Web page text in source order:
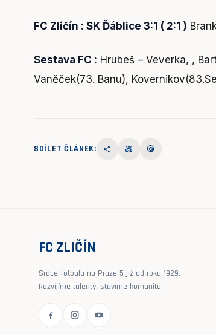
FC Zličín : SK Ďáblice 3:1 ( 2:1 )
Sestava FC : Hrubeš – Veverka, ,
Vaněček(73. Banu),
SDÍLET ČLÁNEK: share social_leaderboard alternate_email
FC ZLIČÍN
Srdce fotbalu na Praze 5 již od roku 1929.
Rozvíjíme talenty, stavíme komunitu.